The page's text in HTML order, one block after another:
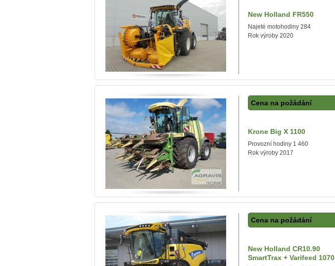
New Holland FR550
Najeté motohodiny 284
Rok výroby 2020
Cena na požádání
Krone Big X 1100
Provozní hodiny 1 460
Rok výroby 2017
Cena na požádání
New Holland CR10.90
SmartTrax + Varifeed 1070